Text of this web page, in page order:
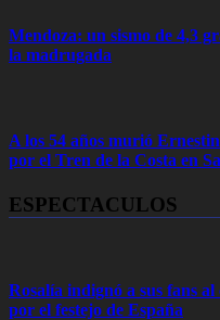
Mendoza: un sismo de 4,3
la madrugada
A los 54 años murió
por el Tren de la Costa en
ESPECTACULOS
Rosalía indignó a sus fans
por el festejo de España